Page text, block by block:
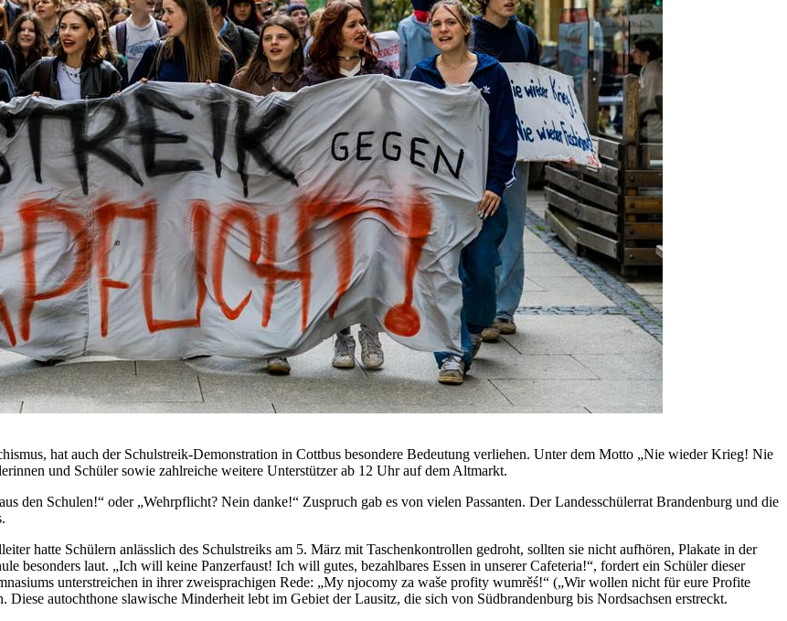
hat auch der Schulstreik-Demonstration in Cottbus besondere Bedeutung verliehen. Unter dem Motto „Nie wieder Krieg! Nie
und Schüler sowie zahlreiche weitere Unterstützer ab 12 Uhr auf dem Altmarkt.
den Schulen!“ oder „Wehrpflicht? Nein danke!“ Zuspruch gab es von vielen Passanten. Der Landesschülerrat Brandenburg und die
hatte Schülern anlässlich des Schulstreiks am 5. März mit Taschenkontrollen gedroht, sollten sie nicht aufhören, Plakate in der
besonders laut. „Ich will keine Panzerfaust! Ich will gutes, bezahlbares Essen in unserer Cafeteria!“, fordert ein Schüler dieser
unterstreichen in ihrer zweisprachigen Rede: „My njocomy za waše profity wumrěś!“ („Wir wollen nicht für eure Profite
autochthone slawische Minderheit lebt im Gebiet der Lausitz, die sich von Südbrandenburg bis Nordsachsen erstreckt.